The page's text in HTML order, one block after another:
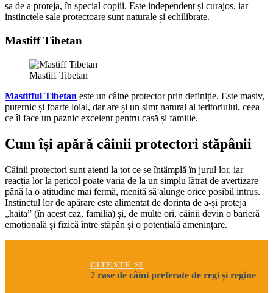
sa de a proteja, în special copiii. Este independent și curajos, iar
instinctele sale protectoare sunt naturale și echilibrate.
Mastiff Tibetan
Mastiff Tibetan
Mastifful Tibetan este un câine protector prin definiție. Este masiv,
puternic și foarte loial, dar are și un simț natural al teritoriului, ceea
ce îl face un paznic excelent pentru casă și familie.
Cum își apără câinii protectori stăpânii
Câinii protectori sunt atenți la tot ce se întâmplă în jurul lor, iar
reacția lor la pericol poate varia de la un simplu lătrat de avertizare
până la o atitudine mai fermă, menită să alunge orice posibil intrus.
Instinctul lor de apărare este alimentat de dorința de a-și proteja
„haita” (în acest caz, familia) și, de multe ori, câinii devin o barieră
emoțională și fizică între stăpân și o potențială amenințare.
CITEȘTE ȘI
7 rase de câini preferate de regi și regine